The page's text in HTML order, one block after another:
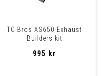
TC Bros XS650 Exhaust
Builders kit
995 kr